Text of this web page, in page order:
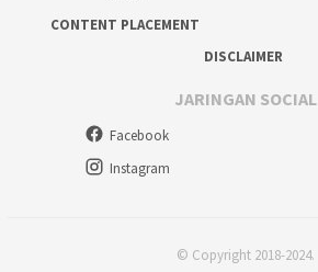
CONTENT PLACEMENT
DISCLAIMER
JARINGAN SOCIAL
Facebook
Instagram
© Copyright 2018-2024.